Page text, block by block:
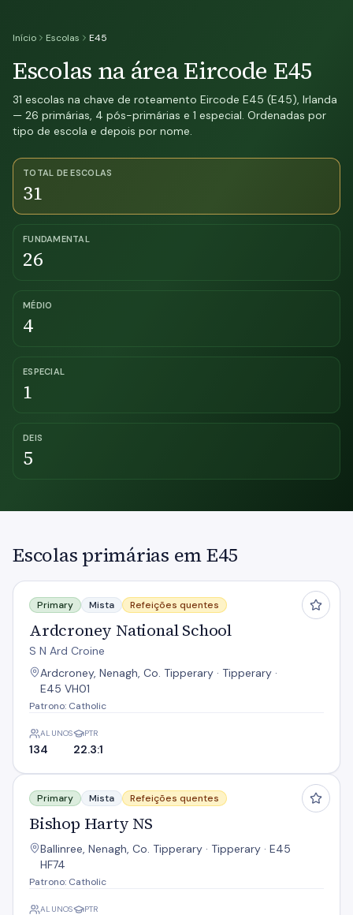
Início Escolas E45
Escolas na área Eircode E45
31 escolas na chave de roteamento Eircode E45 (E45), Irlanda
— 26 primárias, 4 pós-primárias e 1 especial. Ordenadas por
tipo de escola e depois por nome.
TOTAL DE ESCOLAS
31
FUNDAMENTAL
26
MÉDIO
4
ESPECIAL
1
DEIS
5
Escolas primárias em E45
Ardcroney National School
Primary Mista Refeições quentes
Ardcroney National School
S N Ard Croine
Ardcroney, Nenagh, Co. Tipperary · Tipperary ·
E45 VH01
Patrono: Catholic
ALUNOS
134
PTR
22.3:1
Bishop Harty NS
Primary Mista Refeições quentes
Bishop Harty NS
Ballinree, Nenagh, Co. Tipperary · Tipperary · E45
HF74
Patrono: Catholic
ALUNOS PTR